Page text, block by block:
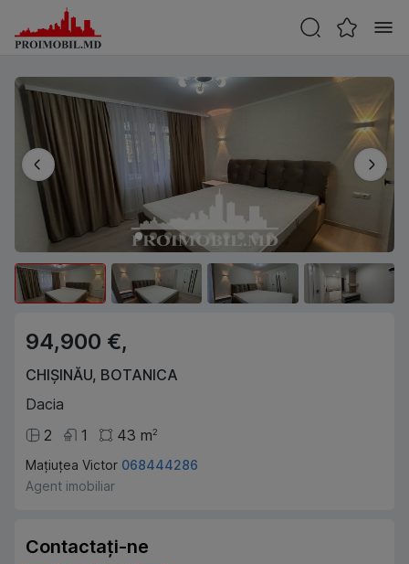
94,900 €,
CHIȘINĂU, BOTANICA
Dacia
2
1 43 m2
Mațiuțea Victor 068444286
Agent imobiliar
Contactați-ne